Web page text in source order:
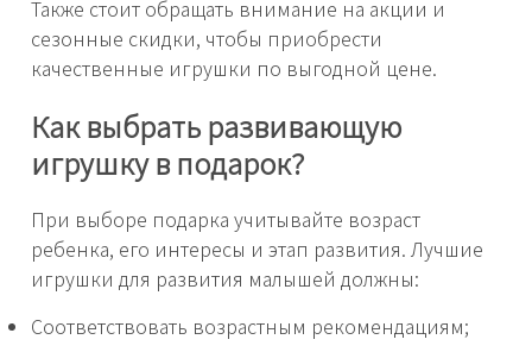
Также стоит обращать внимание на акции и
сезонные скидки, чтобы приобрести
качественные игрушки по выгодной цене.
Как выбрать развивающую
игрушку в подарок?
При выборе подарка учитывайте возраст
ребенка, его интересы и этап развития. Лучшие
игрушки для развития малышей должны:
Соответствовать возрастным рекомендациям;